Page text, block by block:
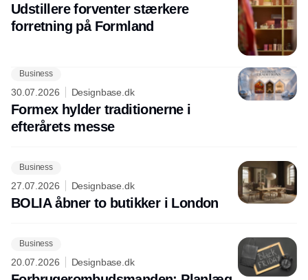
Udstillere forventer stærkere
forretning på Formland
Business
30.07.2026 Designbase.dk
Formex hylder traditionerne i
efterårets messe
Business
27.07.2026 Designbase.dk
BOLIA åbner to butikker i London
Business
20.07.2026 Designbase.dk